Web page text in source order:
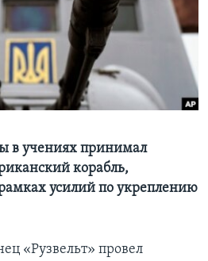
в учениях принимал
корабль,
усилий по укреплению
«Рузвельт» провел